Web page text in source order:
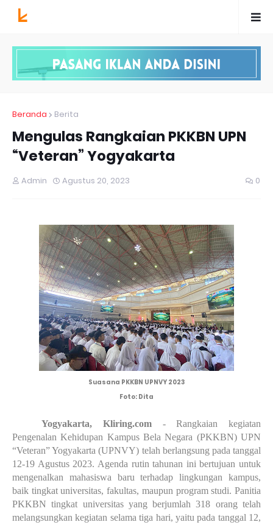
Beranda Berita
Mengulas Rangkaian PKKBN UPN
“Veteran” Yogyakarta
Admin Agustus 20, 2023 0
Suasana PKKBN UPNVY 2023
Foto: Dita
Yogyakarta, Kliring.com - Rangkaian kegiatan
Pengenalan Kehidupan Kampus Bela Negara (PKKBN) UPN
“Veteran” Yogyakarta (UPNVY) telah berlangsung pada tanggal
12-19 Agustus 2023. Agenda rutin tahunan ini bertujuan untuk
mengenalkan mahasiswa baru terhadap lingkungan kampus,
baik tingkat universitas, fakultas, maupun program studi. Panitia
PKKBN tingkat universitas yang berjumlah 318 orang telah
melangsungkan kegiatan selama tiga hari, yaitu pada tanggal 12,